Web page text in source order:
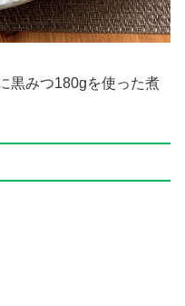
黒みつ180gを使った煮